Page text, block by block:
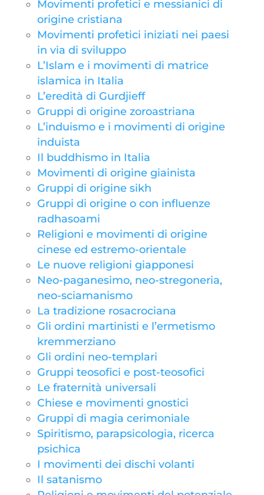
Movimenti profetici e messianici di
origine cristiana
Movimenti profetici iniziati nei paesi
in via di sviluppo
L’Islam e i movimenti di matrice
islamica in Italia
L’eredità di Gurdjieff
Gruppi di origine zoroastriana
L’induismo e i movimenti di origine
induista
Il buddhismo in Italia
Movimenti di origine giainista
Gruppi di origine sikh
Gruppi di origine o con influenze
radhasoami
Religioni e movimenti di origine
cinese ed estremo-orientale
Le nuove religioni giapponesi
Neo-paganesimo, neo-stregoneria,
neo-sciamanismo
La tradizione rosacrociana
Gli ordini martinisti e l’ermetismo
kremmerziano
Gli ordini neo-templari
Gruppi teosofici e post-teosofici
Le fraternità universali
Chiese e movimenti gnostici
Gruppi di magia cerimoniale
Spiritismo, parapsicologia, ricerca
psichica
I movimenti dei dischi volanti
Il satanismo